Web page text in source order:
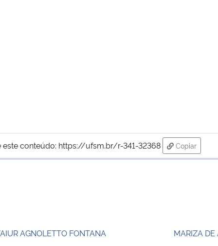
este conteúdo: https://ufsm.br/r-341-32368
Copiar
para área
AGNOLETTO FONTANA MARIZA